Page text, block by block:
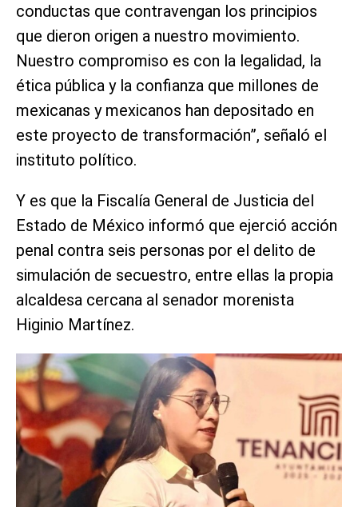
conductas que contravengan los principios
que dieron origen a nuestro movimiento.
Nuestro compromiso es con la legalidad, la
ética pública y la confianza que millones de
mexicanas y mexicanos han depositado en
este proyecto de transformación”, señaló el
instituto político.
Y es que la Fiscalía General de Justicia del
Estado de México informó que ejerció acción
penal contra seis personas por el delito de
simulación de secuestro, entre ellas la propia
alcaldesa cercana al senador morenista
Higinio Martínez.